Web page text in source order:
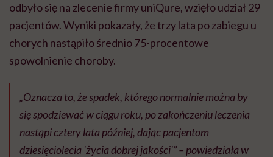
odbyło się na zlecenie firmy uniQure, wzięło udział 29
pacjentów. Wyniki pokazały, że trzy lata po zabiegu u
chorych nastąpiło średnio 75-procentowe
spowolnienie choroby.
„Oznacza to, że spadek, którego normalnie można by
się spodziewać w ciągu roku, po zakończeniu leczenia
nastąpi cztery lata później, dając pacjentom
dziesięciolecia 'życia dobrej jakości'” – powiedziała w